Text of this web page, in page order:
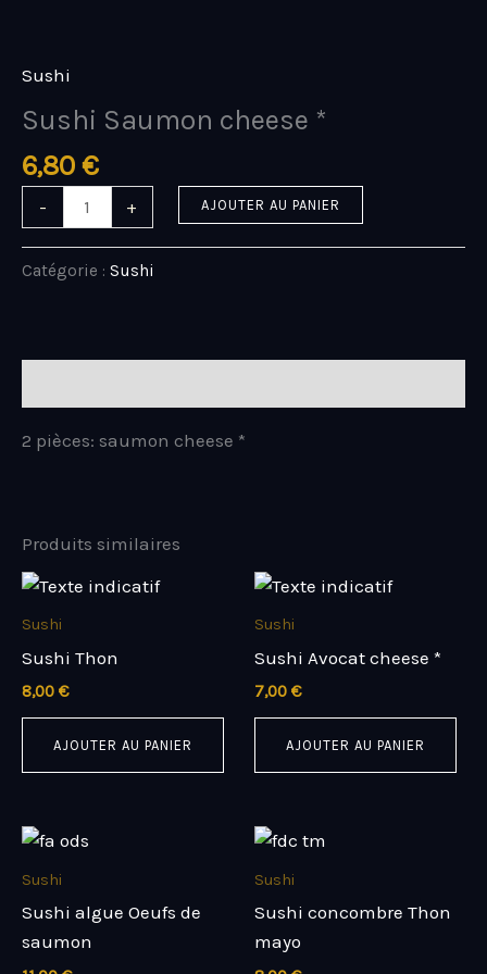
contenu
Sushi
Sushi Saumon cheese *
6,80 €
-
Sushi
cheese
*
+ AJOUTER AU PANIER
Catégorie : Sushi
2 pièces: saumon cheese *
Produits similaires
Sushi
Sushi Thon
8,00 €
AJOUTER AU PANIER
Sushi
Sushi Avocat cheese *
7,00 €
AJOUTER AU PANIER
Sushi
Sushi algue Oeufs de
saumon
Sushi
Sushi concombre Thon
mayo